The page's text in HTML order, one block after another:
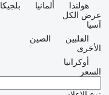
هولندا
ألمانيا بلجيكا
عرض الكل
آسيا
الفلبين
الصين
الأخرى
أوكرانيا
السعر